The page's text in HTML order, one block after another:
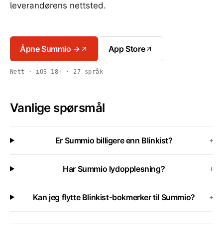
leverandørens nettsted.
Åpne Summio → App Store
Nett · iOS 18+ · 27 språk
Vanlige spørsmål
Er Summio billigere enn Blinkist? +
Har Summio lydopplesning? +
Kan jeg flytte Blinkist-bokmerker til Summio? +